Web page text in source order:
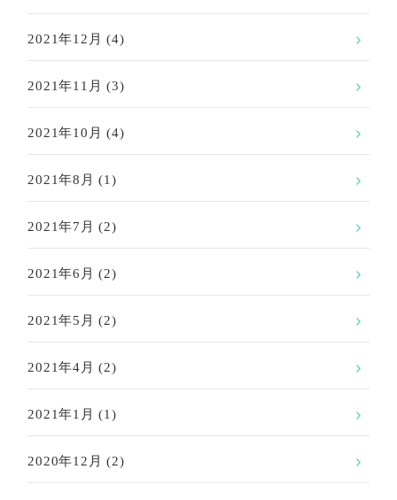
2021年12月 (4)
2021年11月 (3)
2021年10月 (4)
2021年8月 (1)
2021年7月 (2)
2021年6月 (2)
2021年5月 (2)
2021年4月 (2)
2021年1月 (1)
2020年12月 (2)